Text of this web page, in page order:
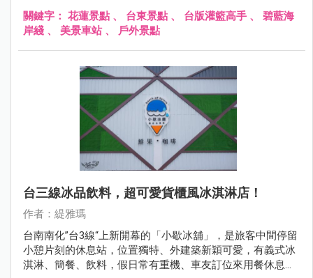
關鍵字： 花蓮景點 、 台東景點 、 台版灌籃高手 、 碧藍海
岸綫 、 美景車站、 戶外景點
台三線冰品飲料，超可愛貨櫃風冰淇淋店！
作者：緹雅瑪
台南南化”台3線“上新開幕的「小歇冰舖」，是旅客中間停留
小憩片刻的休息站，位置獨特、外建築新穎可愛，有義式冰
淇淋、簡餐、飲料，假日常有重機、車友訂位來用餐休息，